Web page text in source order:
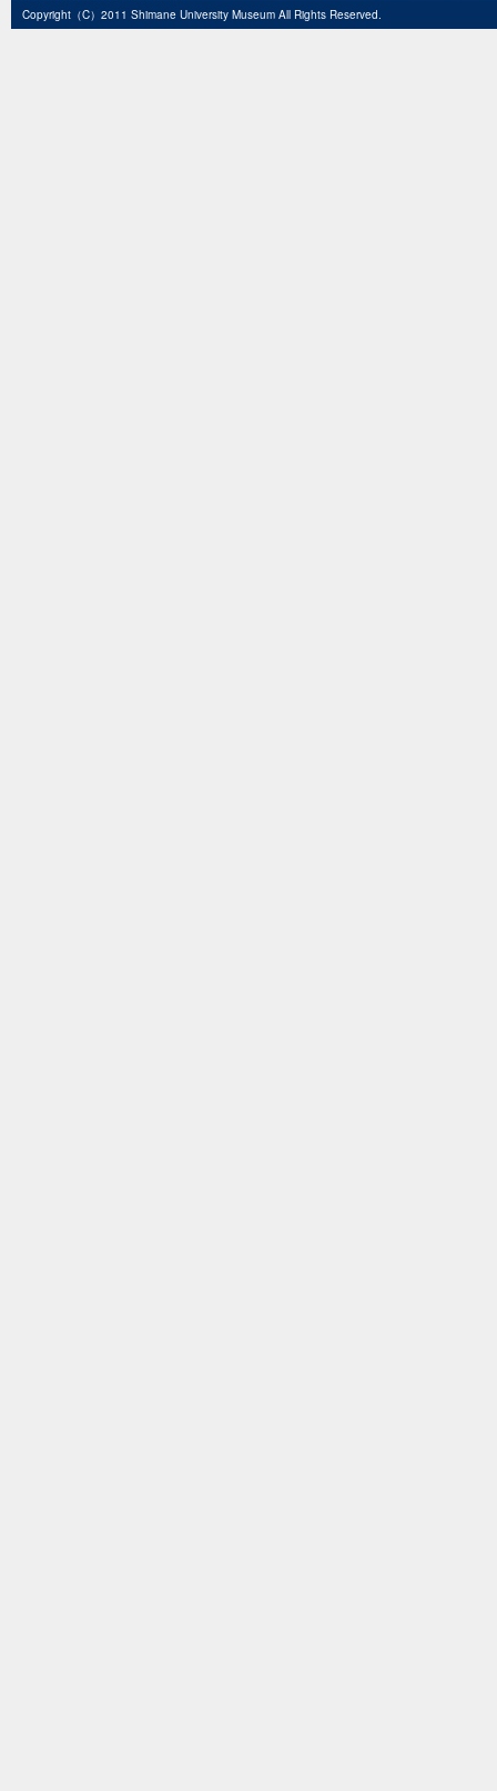
Copyright（C）2011 Shimane University Museum All Rights Reserved.